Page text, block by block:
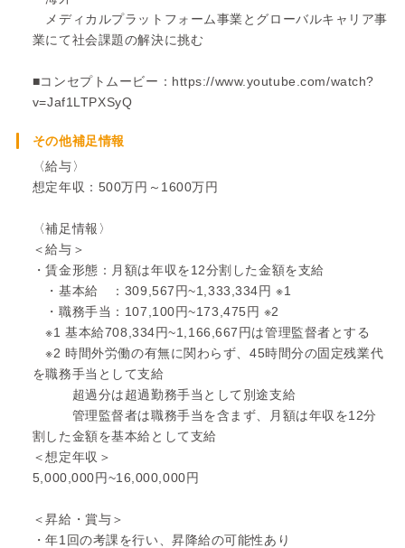
メディカルプラットフォーム事業とグローバルキャリア事
業にて社会課題の解決に挑む
■コンセプトムービー：https://www.youtube.com/watch?
v=Jaf1LTPXSyQ
その他補足情報
〈給与〉
想定年収：500万円～1600万円
〈補足情報〉
＜給与＞
・賃金形態：月額は年収を12分割した金額を支給
・基本給 ：309,567円~1,333,334円 ※1
・職務手当：107,100円~173,475円 ※2
※1 基本給708,334円~1,166,667円は管理監督者とする
※2 時間外労働の有無に関わらず、45時間分の固定残業代
を職務手当として支給
超過分は超過勤務手当として別途支給
管理監督者は職務手当を含まず、月額は年収を12分
割した金額を基本給として支給
＜想定年収＞
5,000,000円~16,000,000円
＜昇給・賞与＞
・年1回の考課を行い、昇降給の可能性あり